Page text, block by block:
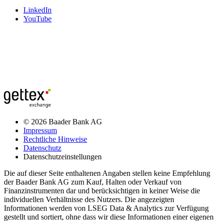
LinkedIn
YouTube
© 2026 Baader Bank AG
Impressum
Rechtliche Hinweise
Datenschutz
Datenschutzeinstellungen
Die auf dieser Seite enthaltenen Angaben stellen keine Empfehlung
der Baader Bank AG zum Kauf, Halten oder Verkauf von
Finanzinstrumenten dar und berücksichtigen in keiner Weise die
individuellen Verhältnisse des Nutzers. Die angezeigten
Informationen werden von LSEG Data & Analytics zur Verfügung
gestellt und sortiert, ohne dass wir diese Informationen einer eigenen